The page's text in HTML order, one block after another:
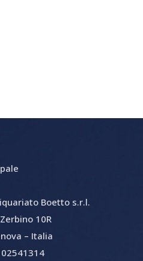
Boetto s.r.l.
10R
– Italia